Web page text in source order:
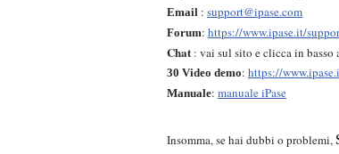
Email : support@ipase.com
Forum: https://www.ipase.it/
Chat : vai sul sito e clicca in basso
30 Video demo: https://
Manuale: manuale iPase
Insomma, se hai dubbi o problemi,